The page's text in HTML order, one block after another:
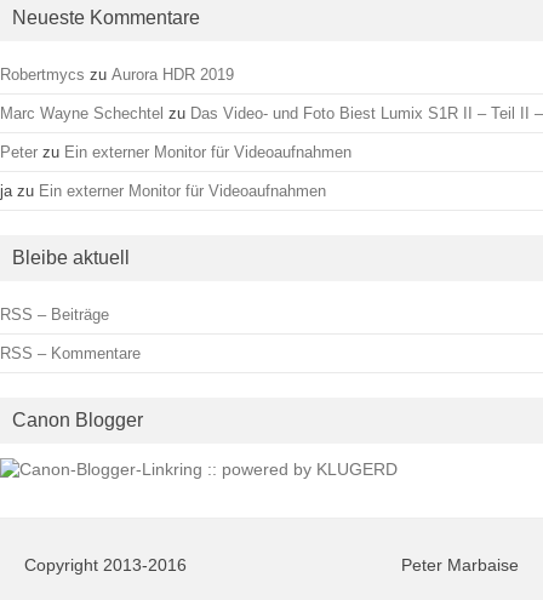
Neueste Kommentare
Robertmycs zu Aurora HDR 2019
Marc Wayne Schechtel zu Das Video- und Foto Biest Lumix S1R II – Teil II –
Peter zu Ein externer Monitor für Videoaufnahmen
ja zu Ein externer Monitor für Videoaufnahmen
Bleibe aktuell
RSS – Beiträge
RSS – Kommentare
Canon Blogger
Copyright 2013-2016 Peter Marbaise